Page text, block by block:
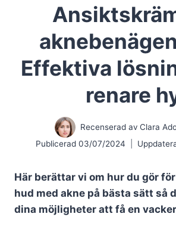
Effektiva
renare
Recenserad av Clara
Publicerad 03/07/2024
Här berättar vi om hur du gör
hud med akne på bästa sätt så
dina möjligheter att få en